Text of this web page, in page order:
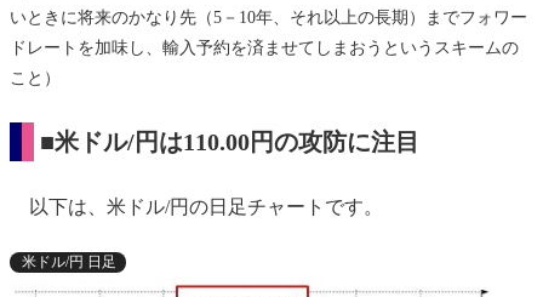
いときに将来のかなり先（5－10年、それ以上の長期）までフォワー
ドレートを加味し、輸入予約を済ませてしまおうというスキームの
こと）
■米ドル/円は110.00円の攻防に注目
以下は、米ドル/円の日足チャートです。
米ドル/円 日足